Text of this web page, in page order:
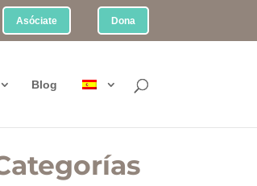
Asóciate Dona
Blog